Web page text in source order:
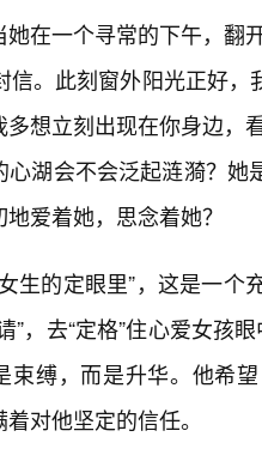
她在一个寻常的下午，翻
信。此刻窗外阳光正好
多想立刻出现在你身边
心湖会不会泛起涟漪？
爱着她，思念着她？
生的定眼里”，这是一
”，去“定格”住心爱女孩
束缚，而是升华。他希
对他坚定的信任。